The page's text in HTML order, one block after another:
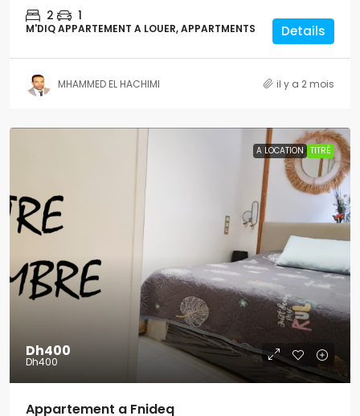
2 1
M'DIQ APPARTEMENT A LOUER, APPARTMENTS Details
MHAMMED EL HACHIMI il y a 2 mois
A LOCATION TITRÉ
Dh400
Dh400
Appartement a Fnideq